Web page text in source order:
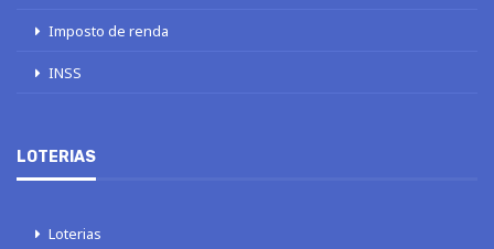
Imposto de renda
INSS
LOTERIAS
Loterias